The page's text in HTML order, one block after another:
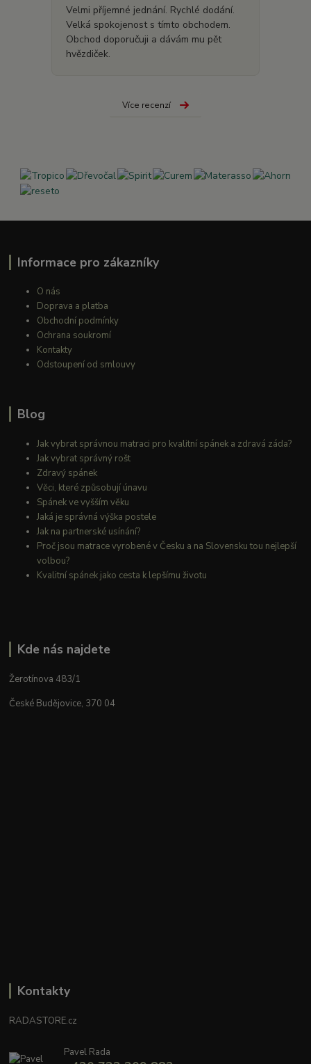
Velmi příjemné jednání. Rychlé dodání.
Velká spokojenost s tímto obchodem.
Obchod doporučuji a dávám mu pět
hvězdiček.
Více recenzí
Informace pro zákazníky
O nás
Doprava a platba
Obchodní podmínky
Ochrana soukromí
Kontakty
Odstoupení od smlouvy
Blog
Jak vybrat správnou matraci pro kvalitní spánek a zdravá záda?
Jak vybrat správný rošt
Zdravý spánek
Věci, které způsobují únavu
Spánek ve vyšším věku
Jaká je správná výška postele
Jak na partnerské usínání?
Proč jsou matrace vyrobené v Česku a na Slovensku tou nejlepší
volbou?
Kvalitní spánek jako cesta k lepšímu životu
Kde nás najdete
Žerotínova 483/1
České Budějovice, 370 04
Kontakty
RADASTORE.cz
Pavel Rada